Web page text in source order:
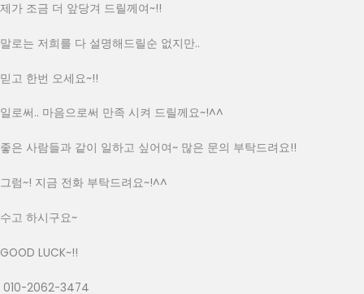
제가 조금 더 앞당겨 드릴께여~!!
말로는 저희를 다 설명해드릴순 없지만..
믿고 한번 오세요~!!
일로써.. 마음으로써 만족 시켜 드릴께요~!^^
좋은 사람들과 같이 일하고 싶어여~ 많은 문의 부탁드려요!!
그럼~! 지금 전화 부탁드려요~!^^
수고 하시구요~
GOOD LUCK~!!
010-2062-3474